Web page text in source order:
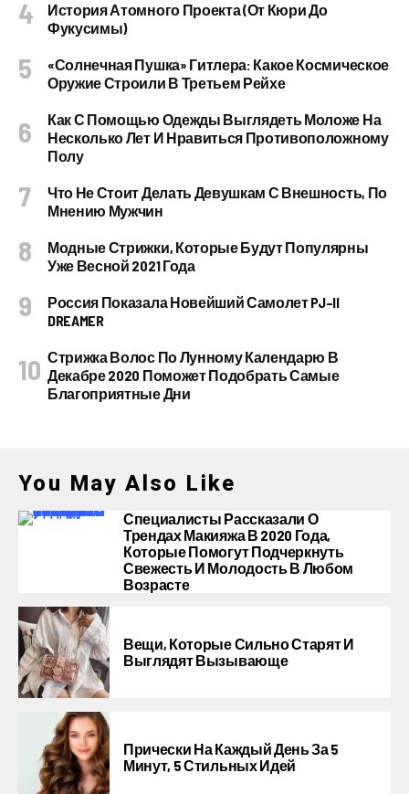
История Атомного Проекта (от Кюри До
Фукусимы)
«Солнечная Пушка» Гитлера: Какое Космическое
Оружие Строили В Третьем Рейхе
Как С Помощью Одежды Выглядеть Моложе На
Несколько Лет И Нравиться Противоположному
Полу
Что Не Стоит Делать Девушкам С Внешность, По
Мнению Мужчин
Модные Стрижки, Которые Будут Популярны
Уже Весной 2021 Года
Россия Показала Новейший Самолет PJ–II
DREAMER
Стрижка Волос По Лунному Календарю В
Декабре 2020 Поможет Подобрать Самые
Благоприятные Дни
You May Also Like
Специалисты Рассказали О
Трендах Макияжа В 2020 Года,
Которые Помогут Подчеркнуть
Свежесть И Молодость В Любом
Возрасте
Вещи, Которые Сильно Старят И
Выглядят Вызывающе
Прически На Каждый День За 5
Минут, 5 Стильных Идей